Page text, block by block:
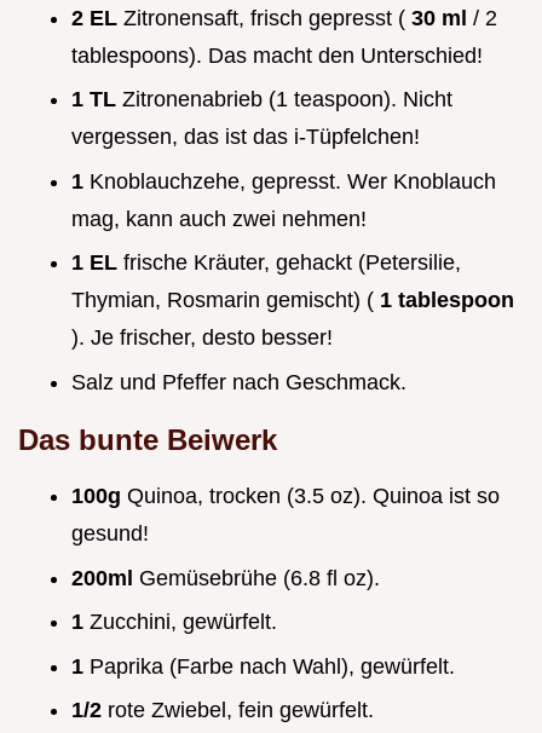
2 EL Zitronensaft, frisch gepresst ( 30 ml / 2
tablespoons). Das macht den Unterschied!
1 TL Zitronenabrieb (1 teaspoon). Nicht
vergessen, das ist das i-Tüpfelchen!
1 Knoblauchzehe, gepresst. Wer Knoblauch
mag, kann auch zwei nehmen!
1 EL frische Kräuter, gehackt (Petersilie,
Thymian, Rosmarin gemischt) ( 1 tablespoon
). Je frischer, desto besser!
Salz und Pfeffer nach Geschmack.
Das bunte Beiwerk
100g Quinoa, trocken (3.5 oz). Quinoa ist so
gesund!
200ml Gemüsebrühe (6.8 fl oz).
1 Zucchini, gewürfelt.
1 Paprika (Farbe nach Wahl), gewürfelt.
1/2 rote Zwiebel, fein gewürfelt.